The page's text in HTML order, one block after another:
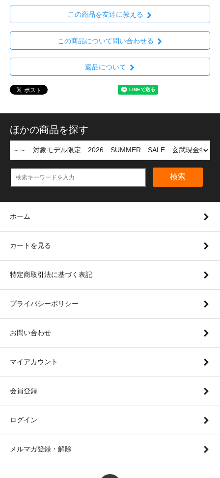
この商品を友達に教える
この商品について問い合わせる
返品について
ほかの商品を探す
検索
ホーム
カートを見る
特定商取引法に基づく表記
プライバシーポリシー
お問い合わせ
マイアカウント
会員登録
ログイン
メルマガ登録・解除